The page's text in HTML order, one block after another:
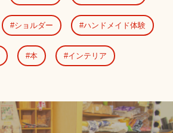
ショルダー ハンドメイド体験
本 インテリア